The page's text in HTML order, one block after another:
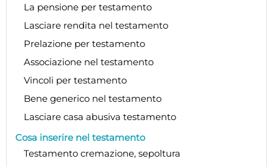
La pensione per testamento
Lasciare rendita nel testamento
Prelazione per testamento
Associazione nel testamento
Vincoli per testamento
Bene generico nel testamento
Lasciare casa abusiva testamento
Cosa inserire nel testamento
Testamento cremazione, sepoltura